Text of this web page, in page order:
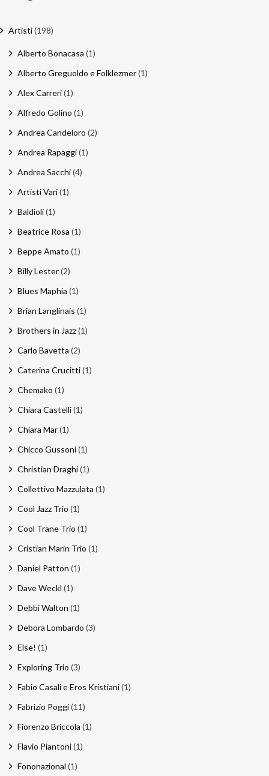
Artisti(198)
Alberto Bonacasa (1)
Alberto Greguoldo e Folklezmer(1)
Alex Carreri(1)
Alfredo Golino (1)
Andrea Candeloro (2)
Andrea Rapaggi(1)
Andrea Sacchi(4)
Artisti Vari(1)
Baldioli(1)
Beatrice Rosa (1)
Beppe Amato (1)
Billy Lester(2)
Blues Maphia (1)
Brian Langlinais (1)
Brothers in Jazz(1)
Carlo Bavetta (2)
Caterina Crucitti(1)
Chemako (1)
Chiara Castelli(1)
Chiara Mar(1)
Chicco Gussoni(1)
Christian Draghi(1)
Collettivo Mazzulata (1)
Cool Jazz Trio (1)
Cool Trane Trio (1)
Cristian Marin Trio (1)
Daniel Patton (1)
Dave Weckl (1)
Debbi Walton (1)
Debora Lombardo (3)
Else! (1)
Exploring Trio (3)
Fabio Casali e Eros Kristiani(1)
Fabrizio Poggi(11)
Fiorenzo Briccola (1)
Flavio Piantoni(1)
Fononazional (1)